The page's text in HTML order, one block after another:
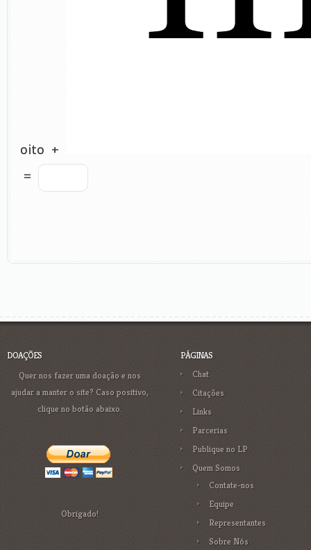
oito +
=
DOAÇÕES
Quer nos fazer uma doação e nos
ajudar a manter o site? Caso positivo,
clique no botão abaixo.
Obrigado!
PÁGINAS
Chat
Citações
Links
Parcerias
Publique no LP
Quem Somos
Contate-nos
Equipe
Representantes
Sobre Nós